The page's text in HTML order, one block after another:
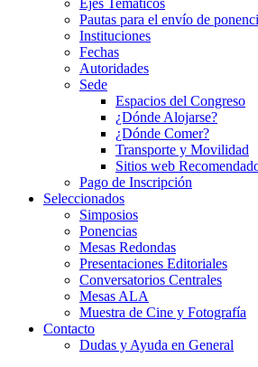
Ejes Temáticos
Pautas para el envío de
Instituciones
Fechas
Autoridades
Sede
Espacios del Congreso
¿Dónde Alojarse?
¿Dónde Comer?
Transporte y Movilidad
Sitios web
Pago de Inscripción
Seleccionados
Simposios
Ponencias
Mesas Redondas
Presentaciones Editoriales
Conversatorios Centrales
Mesas ALA
Muestra de Cine y Fotografía
Contacto
Dudas y Ayuda en General